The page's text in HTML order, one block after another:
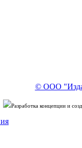
© ООО
Разработка концепции и